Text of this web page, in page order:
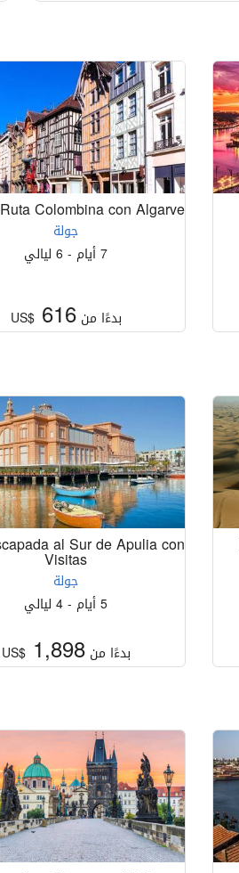
Colombina con Algarve
جولة
7 أيام - 6 ليالي
بدءًا من US$616
al Sur de Apulia con
Visitas
جولة
5 أيام - 4 ليالي
بدءًا من US$1,898